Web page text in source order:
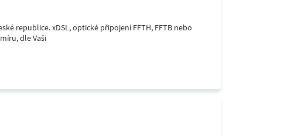
republice. xDSL, optické připojení FFTH, FFTB nebo
dle Vaši